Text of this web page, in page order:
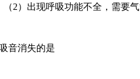
（2）出现呼吸功能不全，需要
音消失的是